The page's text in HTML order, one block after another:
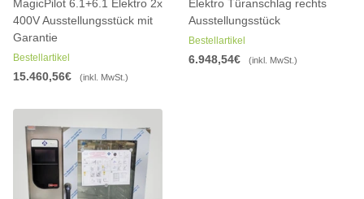
MagicPilot 6.1+6.1 Elektro 2x
400V Ausstellungsstück mit
Garantie
Bestellartikel
15.460,56€ (inkl. MwSt.)
Elektro Türanschlag rechts
Ausstellungsstück
Bestellartikel
6.948,54€ (inkl. MwSt.)